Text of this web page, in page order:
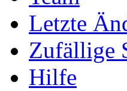
Letzte
Zufällige
Hilfe